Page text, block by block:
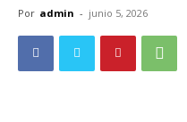
Por admin - junio 5, 2026